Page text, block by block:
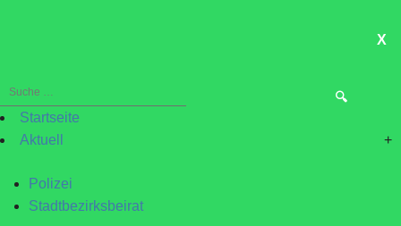
X
Suche
nach:Startseite
Aktuell
+
Polizei
Stadtbezirksbeirat